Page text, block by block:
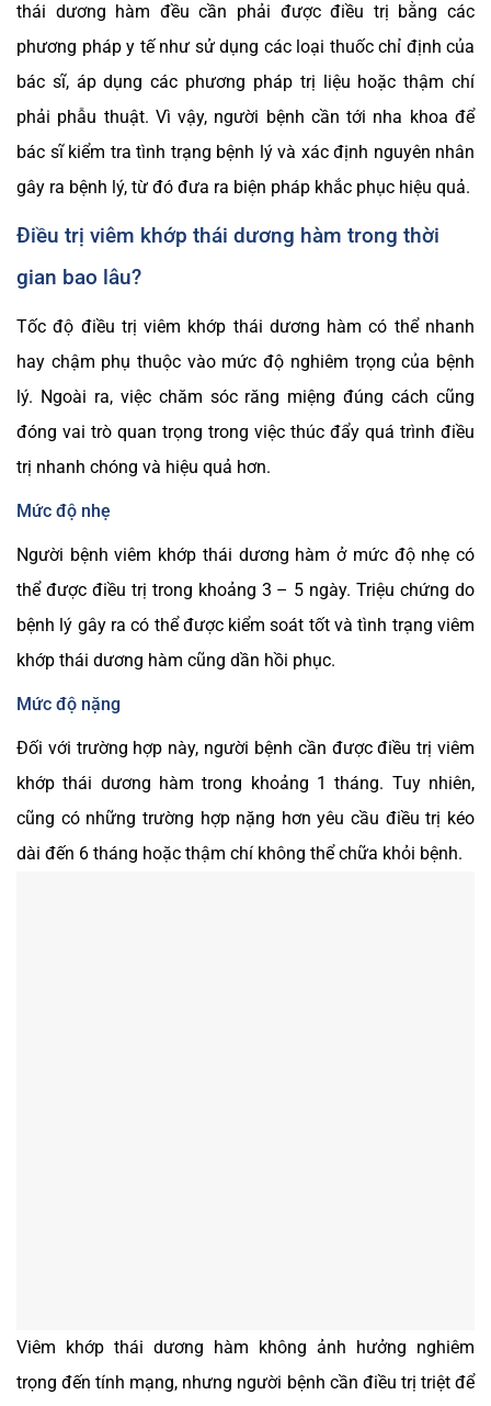
thái dương hàm đều cần phải được điều trị bằng các
phương pháp y tế như sử dụng các loại thuốc chỉ định của
bác sĩ, áp dụng các phương pháp trị liệu hoặc thậm chí
phải phẫu thuật. Vì vậy, người bệnh cần tới nha khoa để
bác sĩ kiểm tra tình trạng bệnh lý và xác định nguyên nhân
gây ra bệnh lý, từ đó đưa ra biện pháp khắc phục hiệu quả.
Điều trị viêm khớp thái dương hàm trong thời
gian bao lâu?
Tốc độ điều trị viêm khớp thái dương hàm có thể nhanh
hay chậm phụ thuộc vào mức độ nghiêm trọng của bệnh
lý. Ngoài ra, việc chăm sóc răng miệng đúng cách cũng
đóng vai trò quan trọng trong việc thúc đẩy quá trình điều
trị nhanh chóng và hiệu quả hơn.
Mức độ nhẹ
Người bệnh viêm khớp thái dương hàm ở mức độ nhẹ có
thể được điều trị trong khoảng 3 – 5 ngày. Triệu chứng do
bệnh lý gây ra có thể được kiểm soát tốt và tình trạng viêm
khớp thái dương hàm cũng dần hồi phục.
Mức độ nặng
Đối với trường hợp này, người bệnh cần được điều trị viêm
khớp thái dương hàm trong khoảng 1 tháng. Tuy nhiên,
cũng có những trường hợp nặng hơn yêu cầu điều trị kéo
dài đến 6 tháng hoặc thậm chí không thể chữa khỏi bệnh.
Viêm khớp thái dương hàm không ảnh hưởng nghiêm
trọng đến tính mạng, nhưng người bệnh cần điều trị triệt để